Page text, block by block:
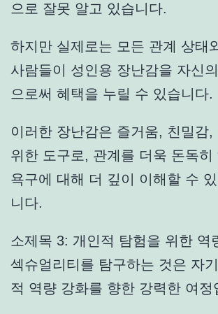
으로 잘못 알고 있습니다.
하지만 실제로는 모든 관계 상태
사람들이 성인용 장난감을 자신
으로써 혜택을 누릴 수 있습니다.
이러한 장난감은 즐거움, 친밀감,
위한 도구로, 관계를 더욱 돈독히
욕구에 대해 더 깊이 이해할 수
니다.
소제목 3: 개인적 탐험을 위한 역
섹슈얼리티를 탐구하는 것은 자
적 역량 강화를 향한 강력한 여정